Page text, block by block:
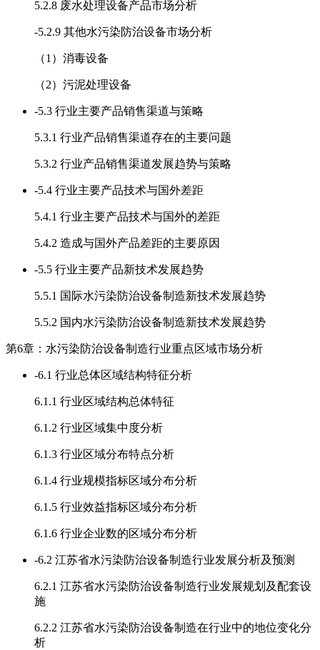
5.2.8 废水处理设备产品市场分析
-5.2.9 其他水污染防治设备市场分析
（1）消毒设备
（2）污泥处理设备
-5.3 行业主要产品销售渠道与策略
5.3.1 行业产品销售渠道存在的主要问题
5.3.2 行业产品销售渠道发展趋势与策略
-5.4 行业主要产品技术与国外差距
5.4.1 行业主要产品技术与国外的差距
5.4.2 造成与国外产品差距的主要原因
-5.5 行业主要产品新技术发展趋势
5.5.1 国际水污染防治设备制造新技术发展趋势
5.5.2 国内水污染防治设备制造新技术发展趋势
第6章：水污染防治设备制造行业重点区域市场分析
-6.1 行业总体区域结构特征分析
6.1.1 行业区域结构总体特征
6.1.2 行业区域集中度分析
6.1.3 行业区域分布特点分析
6.1.4 行业规模指标区域分布分析
6.1.5 行业效益指标区域分布分析
6.1.6 行业企业数的区域分布分析
-6.2 江苏省水污染防治设备制造行业发展分析及预测
6.2.1 江苏省水污染防治设备制造行业发展规划及配套设
施
6.2.2 江苏省水污染防治设备制造在行业中的地位变化分
析